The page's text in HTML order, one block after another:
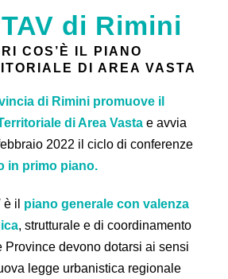
di Rimini
COS’È IL PIANO
DI AREA VASTA
di Rimini promuove il
di Area Vastae avvia
2022 il ciclo di conferenze
in primo piano.
è il piano generale con valenza
, strutturale e di coordinamento
Province devono dotarsi ai sensi
legge urbanistica regionale